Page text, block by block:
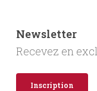
Newsletter
Recevez en
Inscription